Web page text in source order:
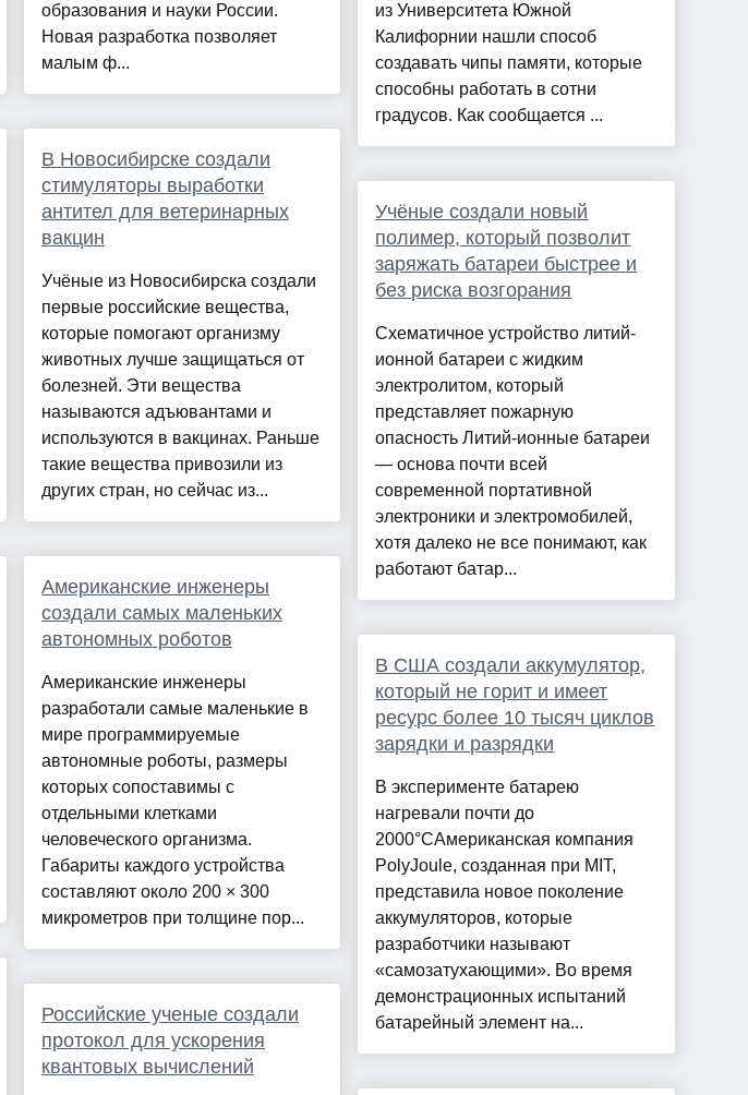
образования и науки России.
Новая разработка позволяет
малым ф...
В Новосибирске создали
стимуляторы выработки
антител для ветеринарных
вакцин
Учёные из Новосибирска создали
первые российские вещества,
которые помогают организму
животных лучше защищаться от
болезней. Эти вещества
называются адъювантами и
используются в вакцинах. Раньше
такие вещества привозили из
других стран, но сейчас из...
Американские инженеры
создали самых маленьких
автономных роботов
Американские инженеры
разработали самые маленькие в
мире программируемые
автономные роботы, размеры
которых сопоставимы с
отдельными клетками
человеческого организма.
Габариты каждого устройства
составляют около 200 × 300
микрометров при толщине пор...
Российские ученые создали
протокол для ускорения
квантовых вычислений
из Университета Южной
Калифорнии нашли способ
создавать чипы памяти, которые
способны работать в сотни
градусов. Как сообщается ...
Учёные создали новый
полимер, который позволит
заряжать батареи быстрее и
без риска возгорания
Схематичное устройство литий-
ионной батареи с жидким
электролитом, который
представляет пожарную
опасность Литий-ионные батареи
— основа почти всей
современной портативной
электроники и электромобилей,
хотя далеко не все понимают, как
работают батар...
В США создали аккумулятор,
который не горит и имеет
ресурс более 10 тысяч циклов
зарядки и разрядки
В эксперименте батарею
нагревали почти до
2000°CАмериканская компания
PolyJoule, созданная при MIT,
представила новое поколение
аккумуляторов, которые
разработчики называют
«самозатухающими». Во время
демонстрационных испытаний
батарейный элемент на...